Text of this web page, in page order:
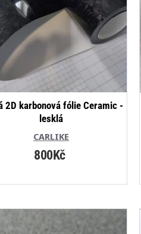
CARLIKE
2D karbonová fólie Ceramic -
lesklá
800Kč